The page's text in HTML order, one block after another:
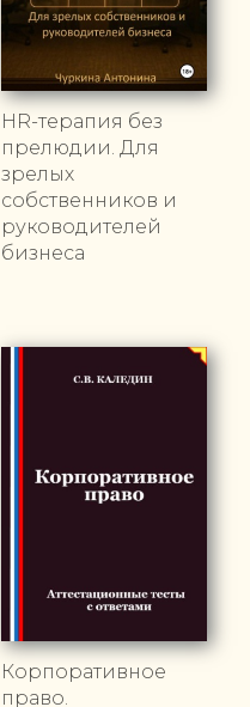
HR-терапия без
прелюдии. Для
зрелых
собственников и
руководителей
бизнеса
Корпоративное
право.